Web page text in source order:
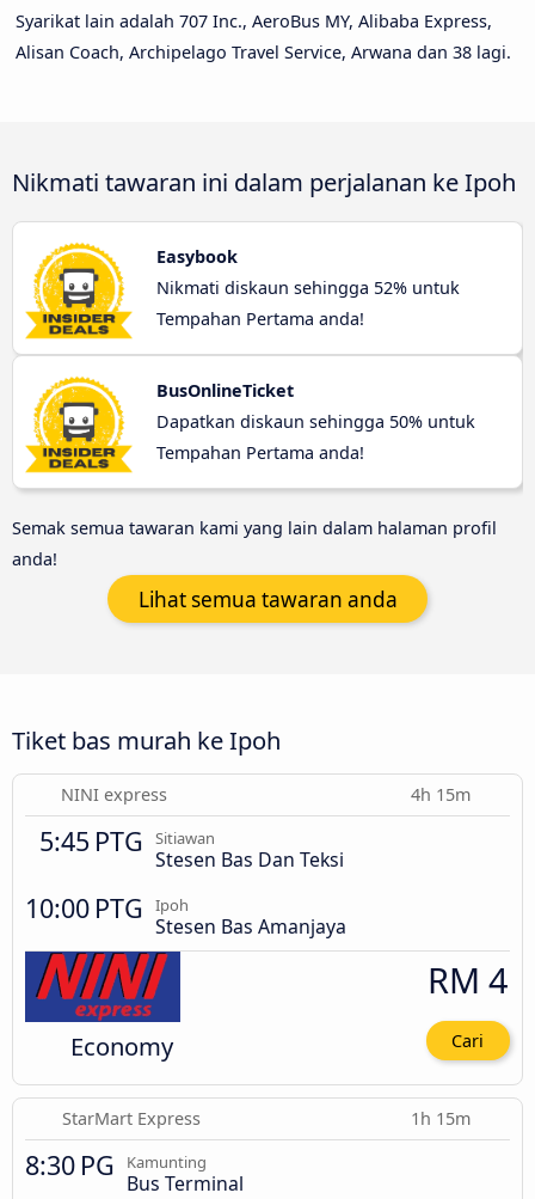
Syarikat lain adalah 707 Inc., AeroBus MY, Alibaba Express,
Alisan Coach, Archipelago Travel Service, Arwana dan 38 lagi.
Nikmati tawaran ini dalam perjalanan ke Ipoh
Easybook
Nikmati diskaun sehingga 52% untuk
Tempahan Pertama anda!
BusOnlineTicket
Dapatkan diskaun sehingga 50% untuk
Tempahan Pertama anda!
Semak semua tawaran kami yang lain dalam halaman profil
anda!
Lihat semua tawaran anda
Tiket bas murah ke Ipoh
NINI express 4h 15m
5:45 PTG Sitiawan
Stesen Bas Dan Teksi
10:00 PTG Ipoh
Stesen Bas Amanjaya
Economy
RM 4
Cari
StarMart Express 1h 15m
8:30 PG Kamunting
Bus Terminal